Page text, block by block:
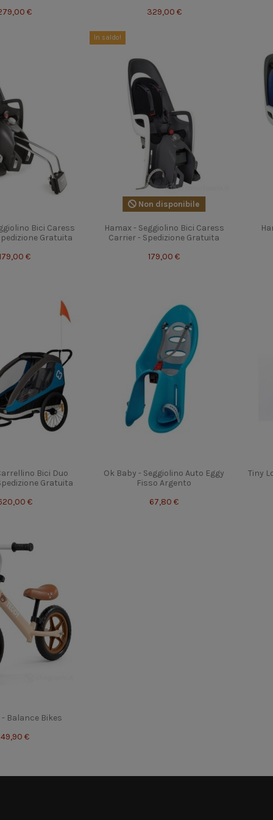
€ 329,00 €
Bici Caress
Gratuita
€
In saldo!
Non disponibile
Hamax - Seggiolino Bici Caress
Carrier - Spedizione Gratuita
179,00 €
Bici Duo
Gratuita
€
Ok Baby - Seggiolino Auto Eggy
Fisso Argento
67,80 €
Tiny
Balance Bikes
49,90 €